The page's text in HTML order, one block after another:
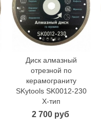
В корзину
Диск алмазный
отрезной по
керамограниту
SKytools SK0012-230
Х-тип
2 700 руб